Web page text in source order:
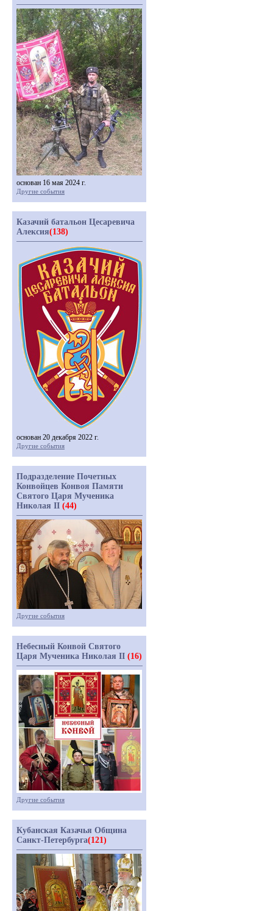
основан 16 мая 2024 г.
Другие события
Казачий батальон Цесаревича
Алексия(138)
основан 20 декабря 2022 г.
Другие события
Подразделение Почетных
Конвойцев Конвоя Памяти
Святого Царя Мученика
Николая II (44)
Другие события
Небесный Конвой Святого
Царя Мученика Николая II (16)
Другие события
Кубанская Казачья Община
Санкт-Петербурга(121)